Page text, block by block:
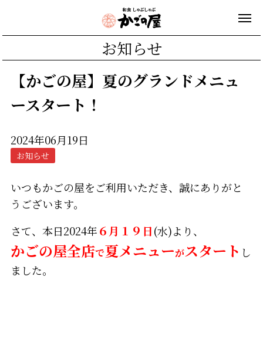
お知らせ
【かごの屋】夏のグランドメニュ
ースタート！
2024年06月19日
お知らせ
いつもかごの屋をご利用いただき、誠にありがと
うございます。
さて、本日2024年６月１９日(水)より、
かごの屋全店で夏メニューがスタート し
ました。